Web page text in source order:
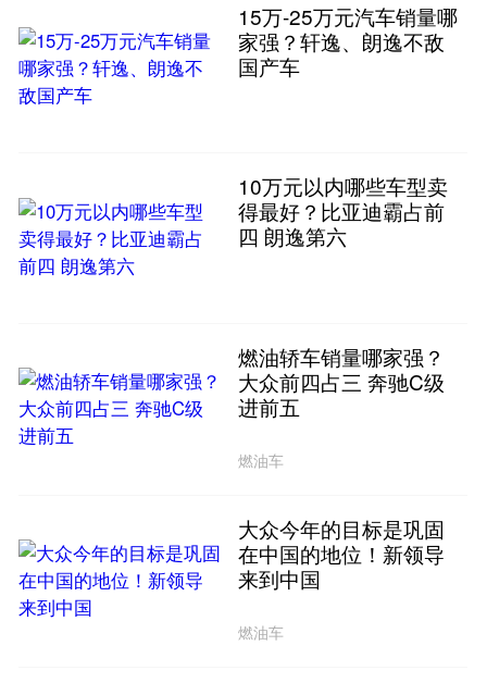
15万-25万元汽车销量哪
家强？轩逸、朗逸不敌
国产车
10万元以内哪些车型卖
得最好？比亚迪霸占前
四 朗逸第六
燃油轿车销量哪家强？
大众前四占三 奔驰C级
进前五
燃油车
大众今年的目标是巩固
在中国的地位！新领导
来到中国
燃油车